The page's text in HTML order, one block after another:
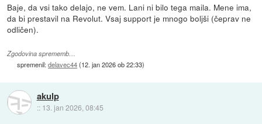
Baje, da vsi tako delajo, ne vem. Lani ni bilo tega maila. Mene ima,
da bi prestavil na Revolut. Vsaj support je mnogo boljši (čeprav ne
odličen).
Zgodovina sprememb…
spremenil:delavec44(12. jan 2026 ob 22:33)
akulp
:: 13. jan 2026, 08:45